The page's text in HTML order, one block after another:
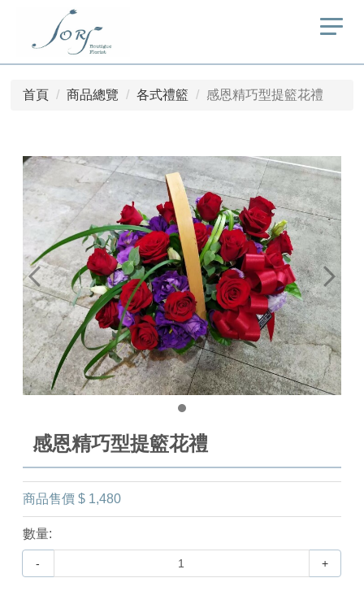
首頁 商品總覽 各式禮籃 感恩精巧型提籃花禮
感恩精巧型提籃花禮
商品售價 $ 1,480
數量:
- +